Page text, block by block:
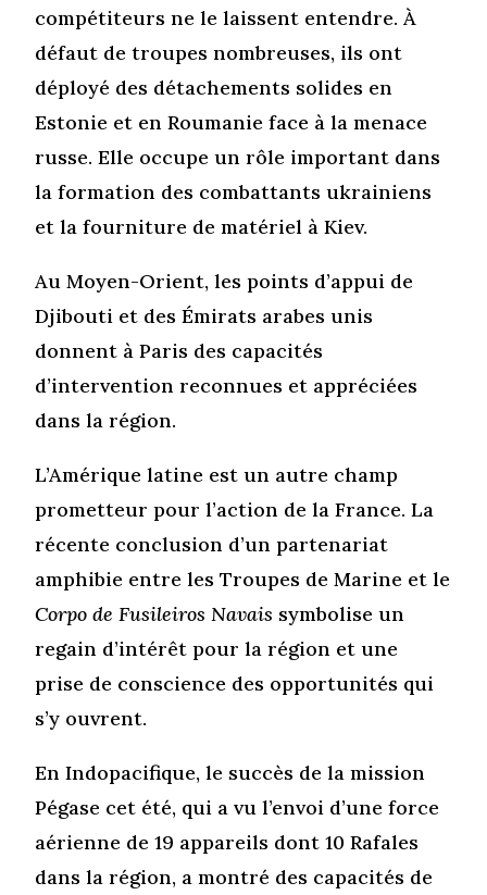
compétiteurs ne le laissent entendre. À
défaut de troupes nombreuses, ils ont
déployé des détachements solides en
Estonie et en Roumanie face à la menace
russe. Elle occupe un rôle important dans
la formation des combattants ukrainiens
et la fourniture de matériel à Kiev.
Au Moyen-Orient, les points d’appui de
Djibouti et des Émirats arabes unis
donnent à Paris des capacités
d’intervention reconnues et appréciées
dans la région.
L’Amérique latine est un autre champ
prometteur pour l’action de la France. La
récente conclusion d’un partenariat
amphibie entre les Troupes de Marine et le
Corpo de Fusileiros Navais symbolise un
regain d’intérêt pour la région et une
prise de conscience des opportunités qui
s’y ouvrent.
En Indopacifique, le succès de la mission
Pégase cet été, qui a vu l’envoi d’une force
aérienne de 19 appareils dont 10 Rafales
dans la région, a montré des capacités de